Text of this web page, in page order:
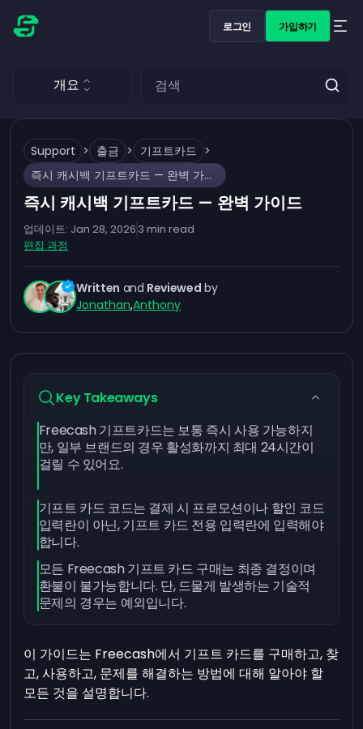
로그인 가입하기
개요
Support > 출금 > 기프트카드 >
즉시 캐시백 기프트카드 — 완벽 가이드
즉시 캐시백 기프트카드 — 완벽 가이드
업데이트: Jan 28, 2026 3 min read
편집 과정
Written and Reviewed by
Jonathan,Anthony
Key Takeaways
Freecash 기프트카드는 보통 즉시 사용 가능하지
만, 일부 브랜드의 경우 활성화까지 최대 24시간이
걸릴 수 있어요.
기프트 카드 코드는 결제 시 프로모션이나 할인 코드
입력란이 아닌, 기프트 카드 전용 입력란에 입력해야
합니다.
모든 Freecash 기프트 카드 구매는 최종 결정이며
환불이 불가능합니다. 단, 드물게 발생하는 기술적
문제의 경우는 예외입니다.
이 가이드는 Freecash에서 기프트 카드를 구매하고, 찾
고, 사용하고, 문제를 해결하는 방법에 대해 알아야 할
모든 것을 설명합니다.